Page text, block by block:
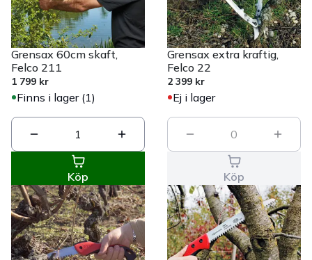
Grensax 60cm skaft,
Felco 211
1 799 kr
Finns i lager (1)
1
Köp
Grensax extra kraftig,
Felco 22
2 399 kr
Ej i lager
0
Köp